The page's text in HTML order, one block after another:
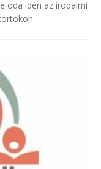
oda idén az irodalmi